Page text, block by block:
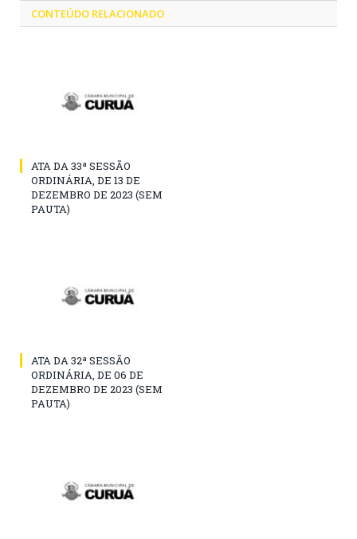
CONTEÚDO RELACIONADO
ATA DA 33ª SESSÃO
ORDINÁRIA, DE 13 DE
DEZEMBRO DE 2023 (SEM
PAUTA)
ATA DA 32ª SESSÃO
ORDINÁRIA, DE 06 DE
DEZEMBRO DE 2023 (SEM
PAUTA)